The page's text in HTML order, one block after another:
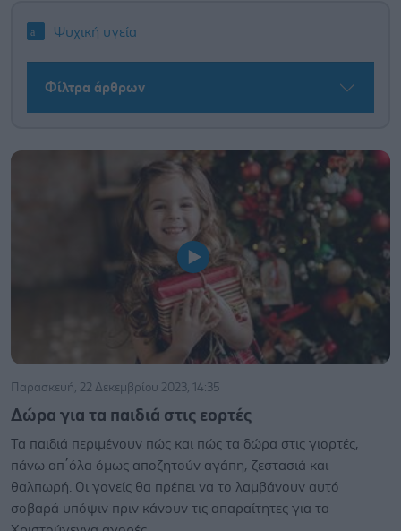
Ψυχική υγεία
Φίλτρα άρθρων
Παρασκευή, 22 Δεκεμβρίου 2023, 14:35
Δώρα για τα παιδιά στις εορτές
Τα παιδιά περιμένουν πώς και πώς τα δώρα στις γιορτές,
πάνω απ΄όλα όμως αποζητούν αγάπη, ζεστασιά και
θαλπωρή. Οι γονείς θα πρέπει να το λαμβάνουν αυτό
σοβαρά υπόψιν πριν κάνουν τις απαραίτητες για τα